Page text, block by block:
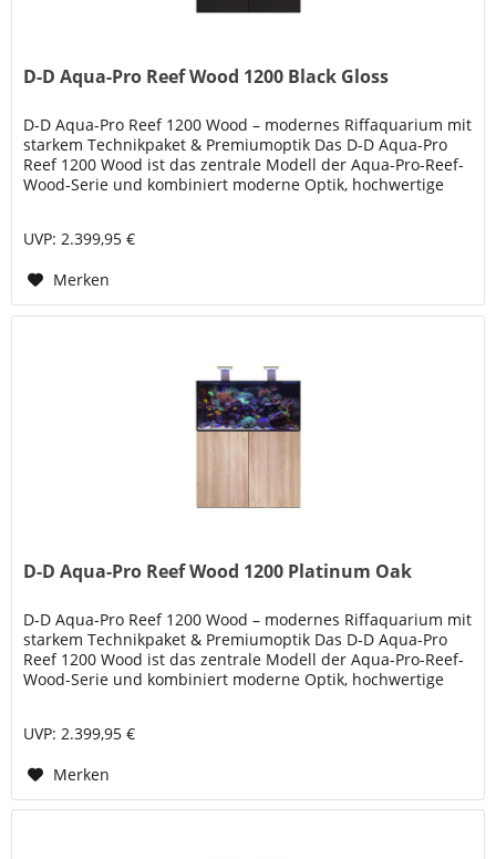
D-D Aqua-Pro Reef Wood 1200 Black Gloss
D-D Aqua-Pro Reef 1200 Wood – modernes Riffaquarium mit
starkem Technikpaket & Premiumoptik Das D-D Aqua-Pro
Reef 1200 Wood ist das zentrale Modell der Aqua-Pro-Reef-
Wood-Serie und kombiniert moderne Optik, hochwertige
UVP: 2.399,95 €
Merken
D-D Aqua-Pro Reef Wood 1200 Platinum Oak
D-D Aqua-Pro Reef 1200 Wood – modernes Riffaquarium mit
starkem Technikpaket & Premiumoptik Das D-D Aqua-Pro
Reef 1200 Wood ist das zentrale Modell der Aqua-Pro-Reef-
Wood-Serie und kombiniert moderne Optik, hochwertige
UVP: 2.399,95 €
Merken